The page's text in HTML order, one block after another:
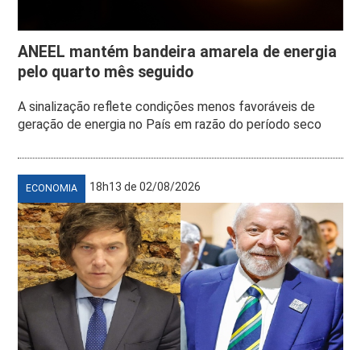
ANEEL mantém bandeira amarela de energia
pelo quarto mês seguido
A sinalização reflete condições menos favoráveis de
geração de energia no País em razão do período seco
ECONOMIA 18h13 de 02/08/2026